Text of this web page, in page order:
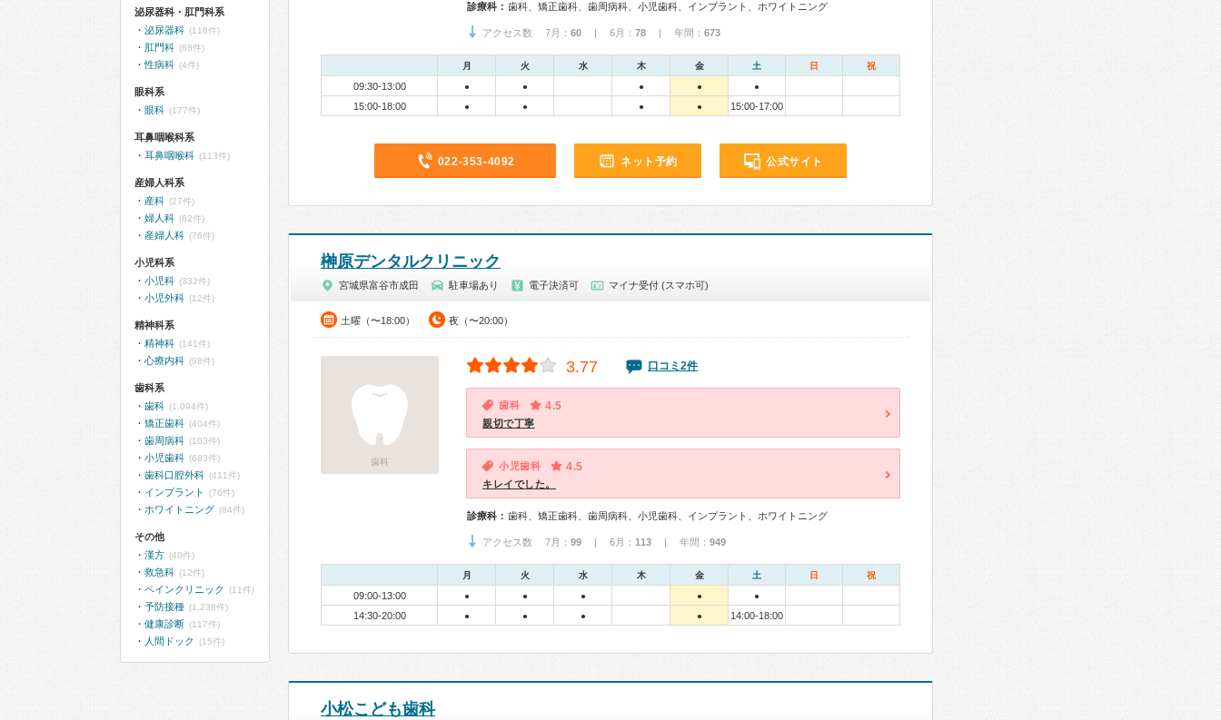
診療科： 歯科、矯正歯科、歯周病科、小児歯科、インプラント、ホワイトニング
アクセス数 7月： 60 | 6月： 78 | 年間： 673
月 火 水 木 金 土 日 祝
09:30-13:00 ● ● ● ● ●
15:00-18:00 ● ● ● ● 15:00-17:00
022-353-4092 ネット予約 公式サイト
榊原デンタルクリニック
宮城県富谷市成田 駐車場あり 電子決済可 マイナ受付 (スマホ可)
土曜（〜18:00） 夜（〜20:00）
歯科
3.77 口コミ2件
歯科 4.5
親切で丁寧
小児歯科 4.5
キレイでした。
診療科： 歯科、矯正歯科、歯周病科、小児歯科、インプラント、ホワイトニング
アクセス数 7月： 99 | 6月： 113 | 年間： 949
月 火 水 木 金 土 日 祝
09:00-13:00 ● ● ● ● ●
14:30-20:00 ● ● ● ● 14:00-18:00
小松こども歯科
泌尿器科・肛門科系
泌尿器科 (118件)
肛門科 (68件)
性病科 (4件)
眼科系
眼科 (177件)
耳鼻咽喉科系
耳鼻咽喉科 (113件)
産婦人科系
産科 (27件)
婦人科 (62件)
産婦人科 (76件)
小児科系
小児科 (332件)
小児外科 (12件)
精神科系
精神科 (141件)
心療内科 (98件)
歯科系
歯科 (1,094件)
矯正歯科 (404件)
歯周病科 (103件)
小児歯科 (683件)
歯科口腔外科 (411件)
インプラント (76件)
ホワイトニング (84件)
その他
漢方 (40件)
救急科 (12件)
ペインクリニック (11件)
予防接種 (1,238件)
健康診断 (117件)
人間ドック (15件)